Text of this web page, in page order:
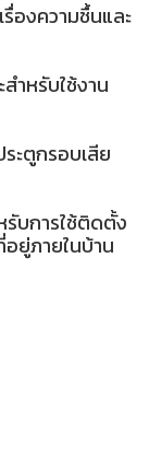
องความชื้นและ
ำหรับใช้งาน
ะตูกรอบเสีย
รับการใช้ติดตั้ง
ยู่ภายในบ้าน